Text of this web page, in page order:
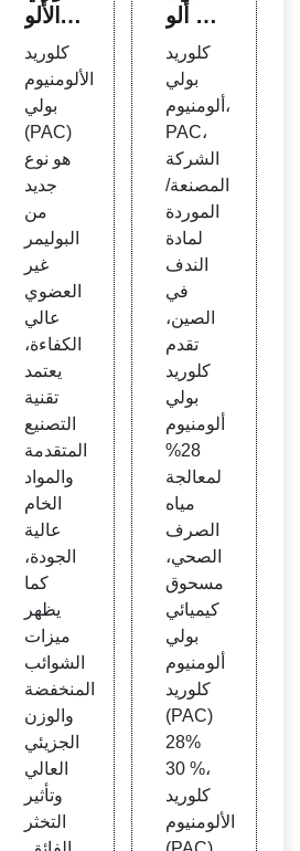
د الألو
منيوم،
PAC
30%
بولي
كلوري
د الألو
منيوم،
28%
كلوريد
الألومنيوم
بولي
(PAC)
هو نوع
جديد
من
البوليمر
غير
العضوي
عالي
الكفاءة،
يعتمد
تقنية
التصنيع
المتقدمة
والمواد
الخام
عالية
الجودة،
كما
يظهر
ميزات
الشوائب
المنخفضة
والوزن
الجزيئي
العالي
وتأثير
التخثر
ي ألو
منيوم
28%
لمعال
جة مي
اه الص
رف ال
صحي
كلوريد
بولي
ألومنيوم،
PAC،
الشركة
المصنعة/
الموردة
لمادة
الندف
في
الصين،
تقدم
كلوريد
بولي
ألومنيوم
28%
لمعالجة
مياه
الصرف
الصحي،
مسحوق
كيميائي
بولي
ألومنيوم
كلوريد
(PAC)
28%
30 %،
كلوريد
الألومنيوم